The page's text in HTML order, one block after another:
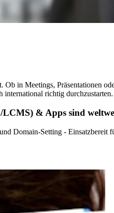
in Meetings, Präsentationen
international richtig durchzustarten.
& Apps sind
Domain-Setting -